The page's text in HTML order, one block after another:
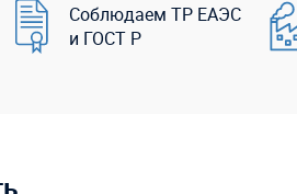
Соблюдаем ТР ЕАЭС
и ГОСТ Р